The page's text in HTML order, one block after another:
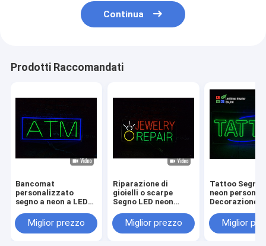
Continua
Prodotti Raccomandati
Bancomat
personalizzato
segno a neon a LED
Acrilico DC12V
Miglior prezzo
Riparazione di
gioielli o scarpe
Segno LED neon
Decorazione interna
Acrilico DC12V
Miglior prezzo
Tattoo Segno
neon
Decorazione
Segno di neon
Segno acrilico
Miglior